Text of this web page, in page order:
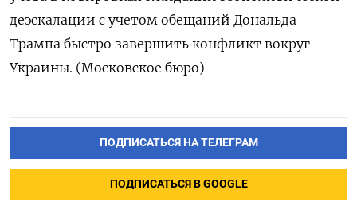
деэскалации с учетом обещаний Дональда
Трампа быстро завершить конфликт вокруг
Украины. (Московское бюро)
ПОДПИСАТЬСЯ НА ТЕЛЕГРАМ
ПОДПИСАТЬСЯ В GOOGLE